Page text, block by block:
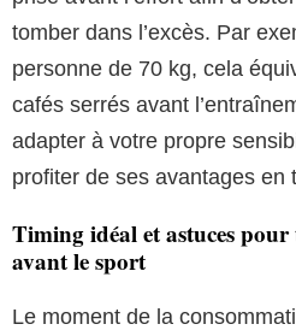
tomber dans l’excès. Par
personne de 70 kg, cela
cafés serrés avant
adapter à votre propre
profiter de ses avantages en
Timing idéal et astuces
avant le sport
Le moment de la